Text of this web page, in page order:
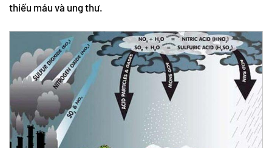
thiếu máu và ung thư.